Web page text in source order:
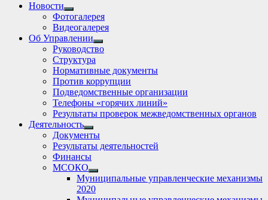
Новости
Show
sub
menu
Фотогалерея
Видеогалерея
Об Управлении
Show
sub
Руководство
Структура
Нормативные документы
Против коррупции
Подведомственные организации
Телефоны «горячих линий»
Результаты проверок межведомственных органов
Деятельность
Show
sub
menu
Документы
Результаты деятельностей
Финансы
МСОКО
Show
sub
menu
Муниципальные управленческие механизмы
2020